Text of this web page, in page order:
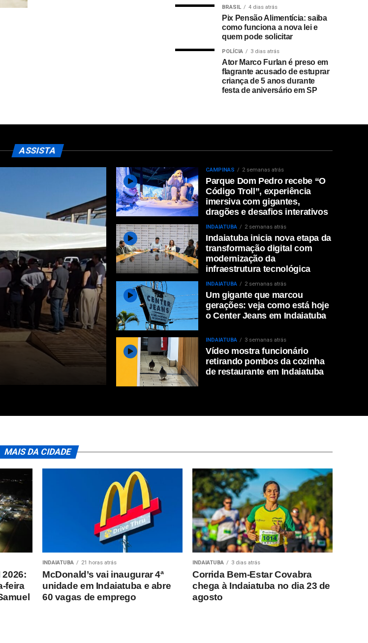
BRASIL 4 dias atrás
Pix Pensão Alimentícia: saiba
como funciona a nova lei e
quem pode solicitar
POLÍCIA 3 dias atrás
Ator Marco Furlan é preso em
flagrante acusado de estuprar
criança de 5 anos durante
festa de aniversário em SP
ASSISTA
CAMPINAS 2 semanas atrás
Parque Dom Pedro recebe “O
Código Troll”, experiência
imersiva com gigantes,
dragões e desafios interativos
INDAIATUBA 2 semanas atrás
Indaiatuba inicia nova etapa da
transformação digital com
modernização da
infraestrutura tecnológica
INDAIATUBA 2 semanas atrás
Um gigante que marcou
gerações: veja como está hoje
o Center Jeans em Indaiatuba
INDAIATUBA 3 semanas atrás
Vídeo mostra funcionário
retirando pombos da cozinha
de restaurante em Indaiatuba
MAIS DA CIDADE
2026:
feira
INDAIATUBA 21 horas atrás
McDonald’s vai inaugurar 4ª
unidade em Indaiatuba e abre
60 vagas de emprego
INDAIATUBA 3 dias atrás
Corrida Bem-Estar Covabra
chega à Indaiatuba no dia 23 de
agosto